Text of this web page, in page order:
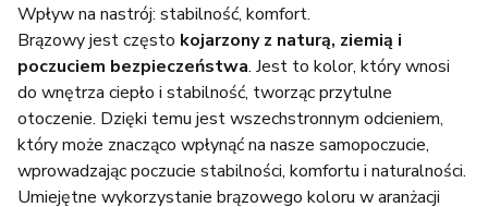
Wpływ na nastrój: stabilność, komfort.
Brązowy jest często kojarzony z naturą, ziemią i
poczuciem bezpieczeństwa. Jest to kolor, który wnosi
do wnętrza ciepło i stabilność, tworząc przytulne
otoczenie. Dzięki temu jest wszechstronnym odcieniem,
który może znacząco wpłynąć na nasze samopoczucie,
wprowadzając poczucie stabilności, komfortu i naturalności.
Umiejętne wykorzystanie brązowego koloru w aranżacji